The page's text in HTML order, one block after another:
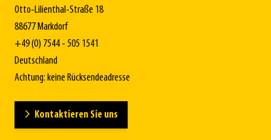
Otto-Lilienthal-Straße 18
88677 Markdorf
+49 (0) 7544 - 505 1541
Deutschland
Achtung: keine Rücksendeadresse
Kontaktieren Sie uns